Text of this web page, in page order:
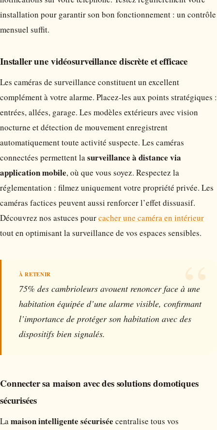
installation pour garantir son bon fonctionnement : un contrôle
mensuel suffit.
Installer une vidéosurveillance discrète et efficace
Les caméras de surveillance constituent un excellent
complément à votre alarme. Placez-les aux points stratégiques :
entrées, allées, garage. Les modèles extérieurs avec vision
nocturne et détection de mouvement enregistrent
automatiquement toute activité suspecte. Les caméras
connectées permettent lasurveillance à distance via
application mobile, où que vous soyez. Respectez la
réglementation : filmez uniquement votre propriété privée. Les
caméras factices peuvent aussi renforcer l’effet dissuasif.
Découvrez nos astuces pourcacher une caméra en intérieur
tout en optimisant la surveillance de vos espaces sensibles.
75% des cambrioleurs avouent renoncer face à une
habitation équipée d’une alarme visible, confirmant
l’importance de protéger son habitation avec des
dispositifs bien signalés.
Connecter sa maison avec des solutions domotiques
sécurisées
Lamaison intelligente sécurisée centralise tous vos